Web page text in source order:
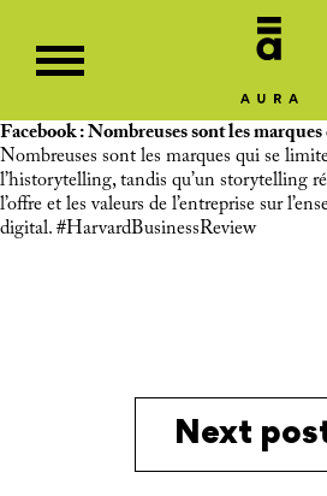
Facebook : Nombreuses sont les marques
Nombreuses sont les marques qui se
l’historytelling, tandis qu’un storytelling
l’offre et les valeurs de l’entreprise sur
digital. #HarvardBusinessReview
Next